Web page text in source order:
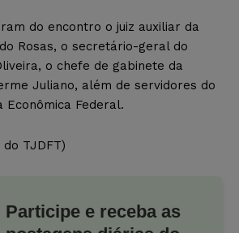
do encontro o juiz auxiliar da
Rosas, o secretário-geral do
o chefe de gabinete da
Juliano, além de servidores do
Econômica Federal.
TJDFT)
Participe e receba as